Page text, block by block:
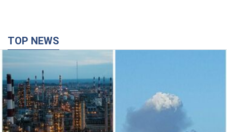
Силы обороны поразили НПЗ в Ярославле и в
Башкортостане: Зеленский раскрыл детали
операции. Фото и видео
В промзоне фиксирует несколько очагов пожара
23 минуты назад 16,8 т.